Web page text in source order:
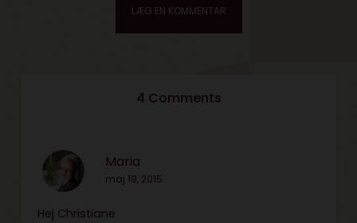
4 Comments
Maria
maj 19, 2015
Hej Christiane